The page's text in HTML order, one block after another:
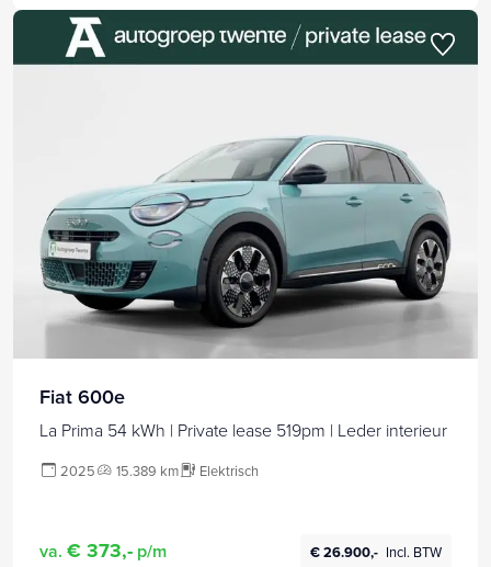
Fiat 600e
La Prima 54 kWh | Private lease 519pm | Leder interieur
2025 15.389 km Elektrisch
va. € 373,- p/m € 26.900,- Incl. BTW